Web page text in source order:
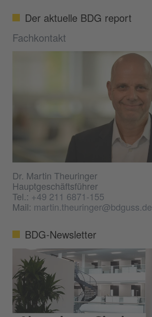
Der aktuelle BDG report
Fachkontakt
Dr. Martin Theuringer
Hauptgeschäftsführer
Tel.:+49 211 6871-155
Mail: martin.theuringer@bdguss.de
BDG-Newsletter